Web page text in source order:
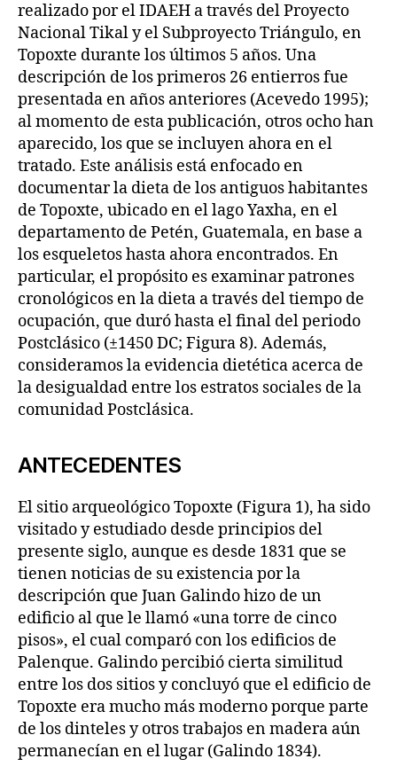
realizado por el IDAEH a través del Proyecto
Nacional Tikal y el Subproyecto Triángulo, en
Topoxte durante los últimos 5 años. Una
descripción de los primeros 26 entierros fue
presentada en años anteriores (Acevedo 1995);
al momento de esta publicación, otros ocho han
aparecido, los que se incluyen ahora en el
tratado. Este análisis está enfocado en
documentar la dieta de los antiguos habitantes
de Topoxte, ubicado en el lago Yaxha, en el
departamento de Petén, Guatemala, en base a
los esqueletos hasta ahora encontrados. En
particular, el propósito es examinar patrones
cronológicos en la dieta a través del tiempo de
ocupación, que duró hasta el final del periodo
Postclásico (±1450 DC; Figura 8). Además,
consideramos la evidencia dietética acerca de
la desigualdad entre los estratos sociales de la
comunidad Postclásica.
ANTECEDENTES
El sitio arqueológico Topoxte (Figura 1), ha sido
visitado y estudiado desde principios del
presente siglo, aunque es desde 1831 que se
tienen noticias de su existencia por la
descripción que Juan Galindo hizo de un
edificio al que le llamó «una torre de cinco
pisos», el cual comparó con los edificios de
Palenque. Galindo percibió cierta similitud
entre los dos sitios y concluyó que el edificio de
Topoxte era mucho más moderno porque parte
de los dinteles y otros trabajos en madera aún
permanecían en el lugar (Galindo 1834).